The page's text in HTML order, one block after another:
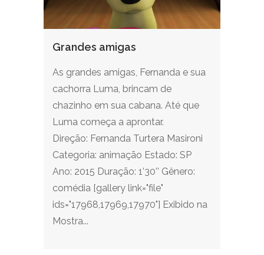
Grandes amigas
As grandes amigas, Fernanda e sua
cachorra Luma, brincam de
chazinho em sua cabana. Até que
Luma começa a aprontar.
Direção: Fernanda Turtera Masironi
Categoria: animação Estado: SP
Ano: 2015 Duração: 1’30’’ Gênero:
comédia [gallery link="file"
ids="17968,17969,17970"] Exibido na
Mostra...